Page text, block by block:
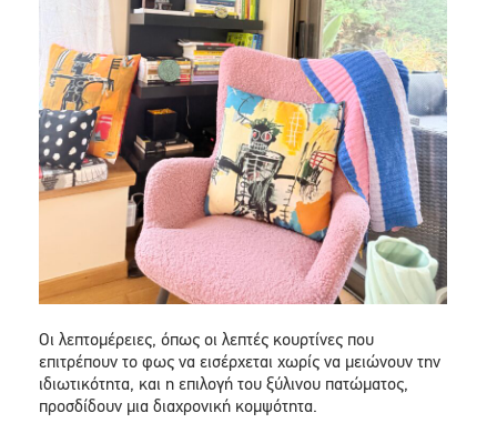
Οι λεπτομέρειες, όπως οι λεπτές κουρτίνες που
επιτρέπουν το φως να εισέρχεται χωρίς να μειώνουν την
ιδιωτικότητα, και η επιλογή του ξύλινου πατώματος,
προσδίδουν μια διαχρονική κομψότητα.